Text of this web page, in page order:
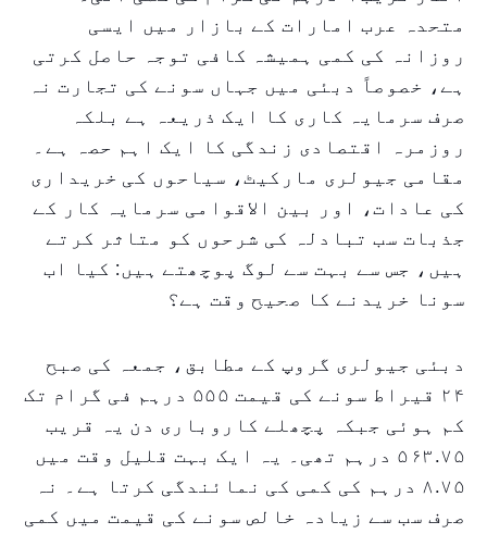
متحدہ عرب امارات کے بازار میں ایسی
روزانہ کی کمی ہمیشہ کافی توجہ حاصل کرتی
ہے، خصوصاً دبئی میں جہاں سونے کی تجارت نہ
صرف سرمایہ کاری کا ایک ذریعہ ہے بلکہ
روزمرہ اقتصادی زندگی کا ایک اہم حصہ ہے۔
مقامی جیولری مارکیٹ، سیاحوں کی خریداری
کی عادات، اور بین الاقوامی سرمایہ کار کے
جذبات سب تبادلہ کی شرحوں کو متاثر کرتے
ہیں، جس سے بہت سے لوگ پوچھتے ہیں: کیا اب
سونا خریدنے کا صحیح وقت ہے؟
دبئی جیولری گروپ کے مطابق، جمعہ کی صبح
۲۴ قیراط سونے کی قیمت ۵۵۵ درہم فی گرام تک
کم ہوئی جبکہ پچھلے کاروباری دن یہ قریب
۵۶۳.۷۵ درہم تھی۔ یہ ایک بہت قلیل وقت میں
۸.۷۵ درہم کی کمی کی نمائندگی کرتا ہے۔ نہ
صرف سب سے زیادہ خالص سونے کی قیمت میں کمی